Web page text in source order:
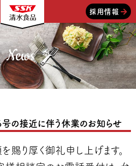
採用情報
News
の接近に伴う休業のお知らせ
賜り厚く御礼申し上げます。